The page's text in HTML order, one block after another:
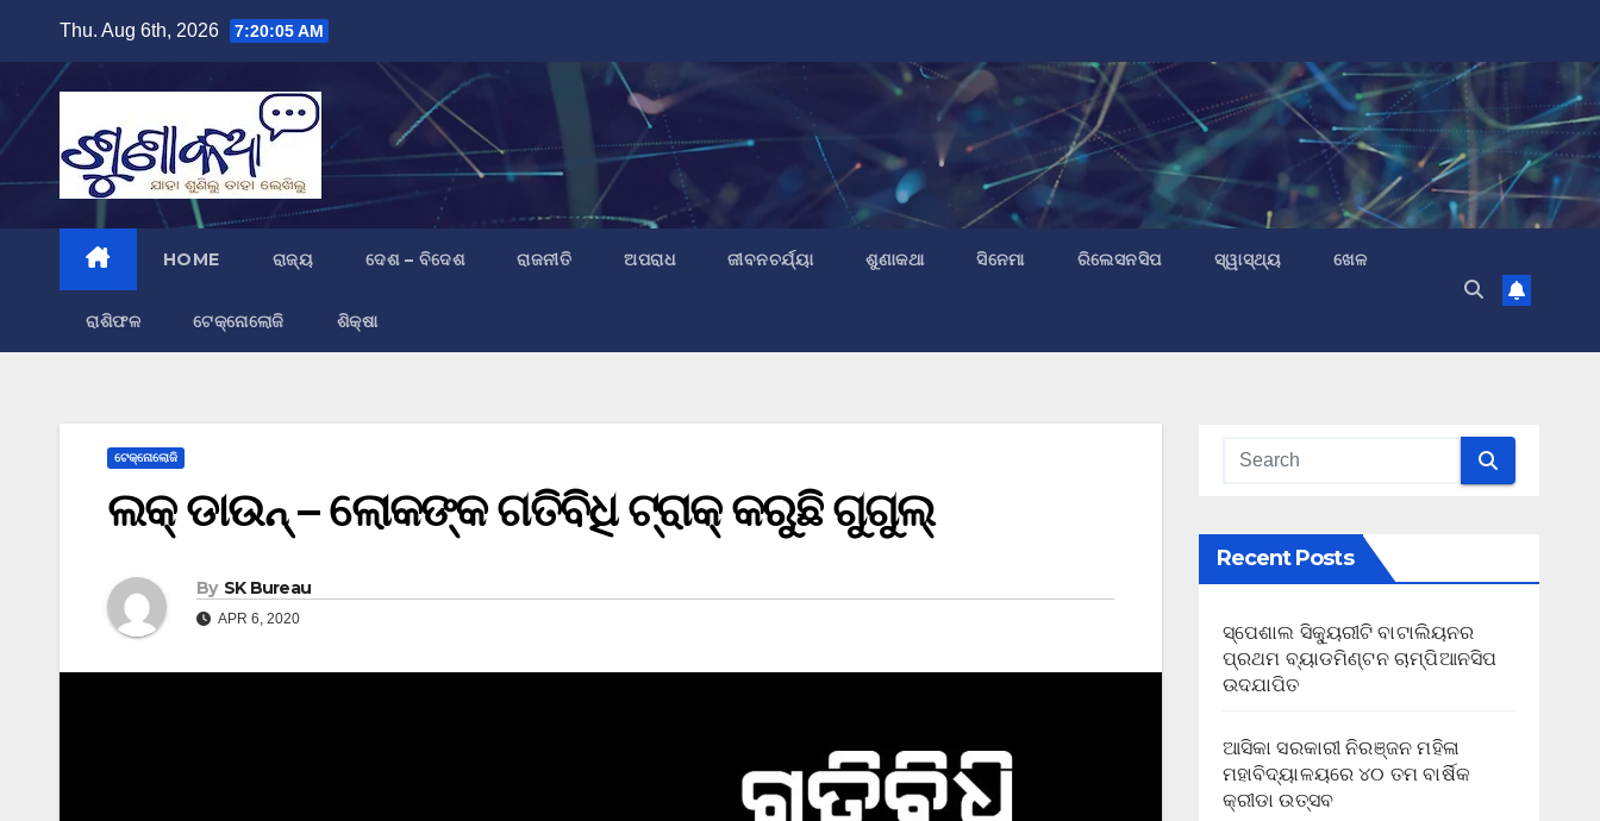
content
Thu. Aug 6th, 2026 7:20:06 AM
HOME ରାଜ୍ୟ ଦେଶ – ବିଦେଶ ରାଜନୀତି ଅପରାଧ ଜୀବନଚର୍ଯ୍ୟା ଶୁଣାକଥା ସିନେମା ରିଲେସନସିପ ସ୍ୱାସ୍ଥ୍ୟ ଖେଳ
ରାଶିଫଳ ଟେକ୍ନୋଲୋଜି ଶିକ୍ଷା
ଟେକ୍ନୋଲୋଜି
ଲକ୍ ଡାଉନ୍ – ଲୋକଙ୍କ ଗତିବିଧି ଟ୍ରାକ୍ କରୁଛି ଗୁଗୁଲ୍‌
By SK Bureau
APR 6, 2020
Recent Posts
ସ୍ପେଶାଲ ସିକ୍ୟୁରୀଟି ବାଟାଲିୟନର
ପ୍ରଥମ ବ୍ୟାଡମିଣ୍ଟନ ଚାମ୍ପିଆନସିପ
ଉଦଯାପିତ
ଆସିକା ସରକାରୀ ନିରଞ୍ଜନ ମହିଳା
ମହାବିଦ୍ୟାଳୟରେ ୪୦ ତମ ବାର୍ଷିକ
କ୍ରୀଡା ଉତ୍ସବ